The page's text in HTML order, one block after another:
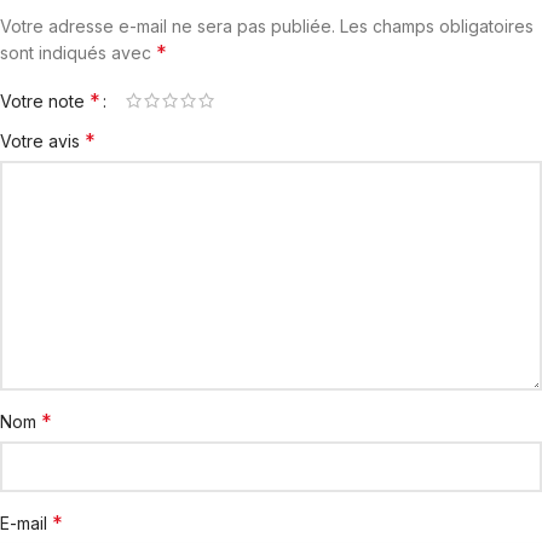
Votre adresse e-mail ne sera pas publiée. Les champs obligatoires
sont indiqués avec *
Votre note *
Votre avis *
Nom *
E-mail *